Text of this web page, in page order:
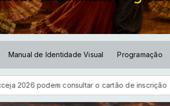
Manual de Identidade Visual Programação
consultar o cartão de inscrição